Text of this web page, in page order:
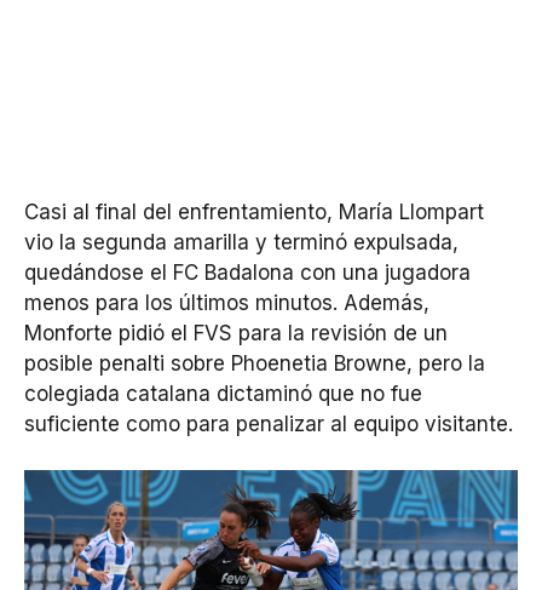
Casi al final del enfrentamiento, María Llompart
vio la segunda amarilla y terminó expulsada,
quedándose el FC Badalona con una jugadora
menos para los últimos minutos. Además,
Monforte pidió el FVS para la revisión de un
posible penalti sobre Phoenetia Browne, pero la
colegiada catalana dictaminó que no fue
suficiente como para penalizar al equipo visitante.